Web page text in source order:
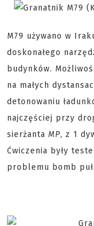
M79 używano w
doskonałego
budynków.
na małych
detonowaniu
najczęściej przy
sierżanta MP, z 1
Ćwiczenia były
problemu bomb